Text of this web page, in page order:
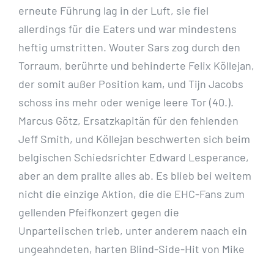
erneute Führung lag in der Luft, sie fiel
allerdings für die Eaters und war mindestens
heftig umstritten. Wouter Sars zog durch den
Torraum, berührte und behinderte Felix Köllejan,
der somit außer Position kam, und Tijn Jacobs
schoss ins mehr oder wenige leere Tor (40.).
Marcus Götz, Ersatzkapitän für den fehlenden
Jeff Smith, und Köllejan beschwerten sich beim
belgischen Schiedsrichter Edward Lesperance,
aber an dem prallte alles ab. Es blieb bei weitem
nicht die einzige Aktion, die die EHC-Fans zum
gellenden Pfeifkonzert gegen die
Unparteiischen trieb, unter anderem naach ein
ungeahndeten, harten Blind-Side-Hit von Mike